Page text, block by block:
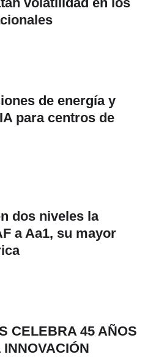
de energía y
para centros de
dos niveles la
a Aa1, su mayor
CELEBRA 45 AÑOS